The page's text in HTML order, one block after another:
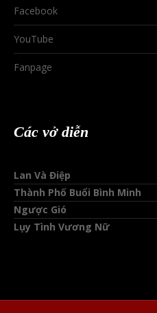
Facebook
YouTube
Fanpage
Các vở diễn
Lan Và Điệp
Thành Phố Buổi Bình Minh
Ngược Gió
Lụy Tình Vương Nữ